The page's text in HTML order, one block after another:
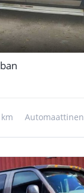
Automaattinen